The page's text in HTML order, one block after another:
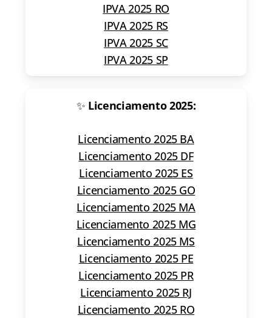
IPVA 2025 RO
IPVA 2025 RS
IPVA 2025 SC
IPVA 2025 SP
✨ Licenciamento 2025:
Licenciamento 2025 BA
Licenciamento 2025 DF
Licenciamento 2025 ES
Licenciamento 2025 GO
Licenciamento 2025 MA
Licenciamento 2025 MG
Licenciamento 2025 MS
Licenciamento 2025 PE
Licenciamento 2025 PR
Licenciamento 2025 RJ
Licenciamento 2025 RO